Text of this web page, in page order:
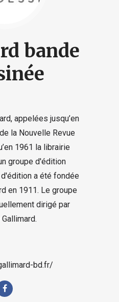
bande
appelées jusqu’en
la Nouvelle Revue
1961 la librairie
groupe d'édition
a été fondée
en 1911. Le groupe
dirigé par
bd.fr/